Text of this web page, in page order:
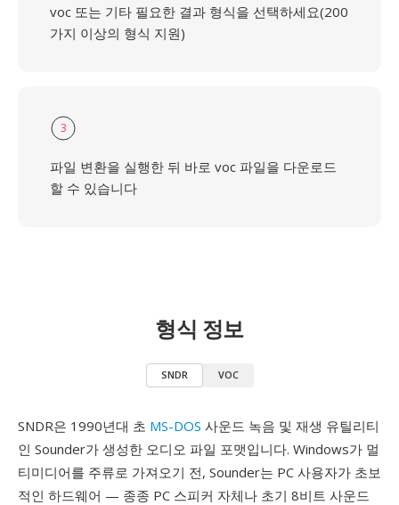
voc 또는 기타 필요한 결과 형식을 선택하세요(200
가지 이상의 형식 지원)
3
파일 변환을 실행한 뒤 바로 voc 파일을 다운로드
할 수 있습니다
형식 정보
SNDR VOC
SNDR은 1990년대 초 MS-DOS 사운드 녹음 및 재생 유틸리티
인 Sounder가 생성한 오디오 파일 포맷입니다. Windows가 멀
티미디어를 주류로 가져오기 전, Sounder는 PC 사용자가 초보
적인 하드웨어 — 종종 PC 스피커 자체나 초기 8비트 사운드